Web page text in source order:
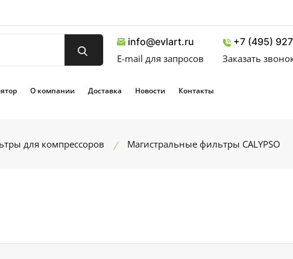
info@evlart.ru
E-mail для запросов
+7 (495)
Заказать
О компании Доставка Новости Контакты
для компрессоров Магистральные фильтры CALYPSO